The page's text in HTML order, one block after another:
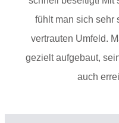
fühlt man sich sehr
vertrauten Umfeld.
gezielt aufgebaut,
auch